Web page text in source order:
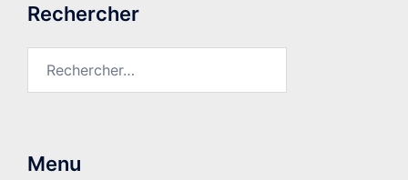
Rechercher
Menu